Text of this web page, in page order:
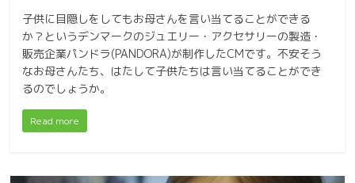
子供に目隠しをしてもお母さんを言い当てることができる
か？というデンマークのジュエリー・アクセサリーの製造・
販売企業パンドラ(PANDORA)が制作したCMです。不安そう
なお母さんたち、はたして子供たちは言い当てることができ
るのでしょうか。
Read more